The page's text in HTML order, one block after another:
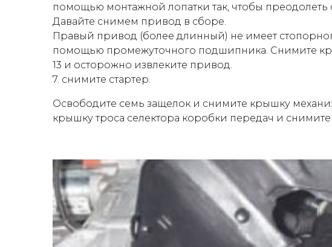
помощью монтажной лопатки так, чтобы
Давайте снимем привод в сборе.
Правый привод (более длинный) не имеет
помощью промежуточного подшипника. Снимите
13 и осторожно извлеките привод.
7. снимите стартер.
Освободите семь защелок и снимите крышку
крышку троса селектора коробки передач и